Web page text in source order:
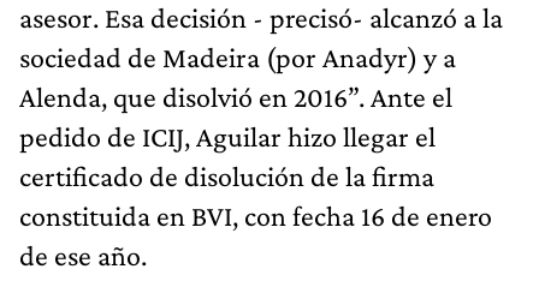
asesor. Esa decisión - precisó- alcanzó a la
sociedad de Madeira (por Anadyr) y a
Alenda, que disolvió en 2016”. Ante el
pedido de ICIJ, Aguilar hizo llegar el
certificado de disolución de la firma
constituida en BVI, con fecha 16 de enero
de ese año.